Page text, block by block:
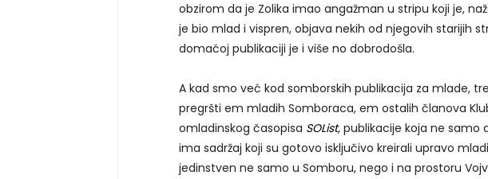
obzirom da je Zolika imao angažman u stripu koji je,
je bio mlad i vispren, objava nekih od njegovih starijih
domaćoj publikaciji je i više no dobrodošla.
A kad smo već kod somborskih publikacija za mlade,
pregršti em mladih Somboraca, em ostalih članova
omladinskog časopisa SOList, publikacije koja ne samo
ima sadržaj koji su gotovo isključivo kreirali upravo
jedinstven ne samo u Somboru, nego i na prostoru